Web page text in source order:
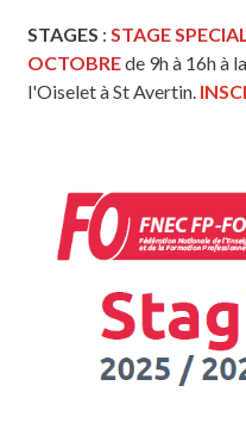
STAGES : STAGE
OCTOBREde 9h à 16h à
l'Oiselet à St Avertin.